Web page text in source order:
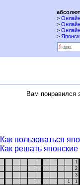
>
>
>
>
Вам понравился
Как пользоваться
Как решать
1
2
3
1 1